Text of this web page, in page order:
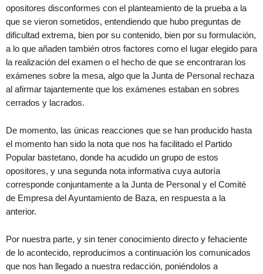
opositores disconformes con el planteamiento de la prueba a la
que se vieron sometidos, entendiendo que hubo preguntas de
dificultad extrema, bien por su contenido, bien por su formulación,
a lo que añaden también otros factores como el lugar elegido para
la realización del examen o el hecho de que se encontraran los
exámenes sobre la mesa, algo que la Junta de Personal rechaza
al afirmar tajantemente que los exámenes estaban en sobres
cerrados y lacrados.
De momento, las únicas reacciones que se han producido hasta
el momento han sido la nota que nos ha facilitado el Partido
Popular bastetano, donde ha acudido un grupo de estos
opositores, y una segunda nota informativa cuya autoría
corresponde conjuntamente a la Junta de Personal y el Comité
de Empresa del Ayuntamiento de Baza, en respuesta a la
anterior.
Por nuestra parte, y sin tener conocimiento directo y fehaciente
de lo acontecido, reproducimos a continuación los comunicados
que nos han llegado a nuestra redacción, poniéndolos a